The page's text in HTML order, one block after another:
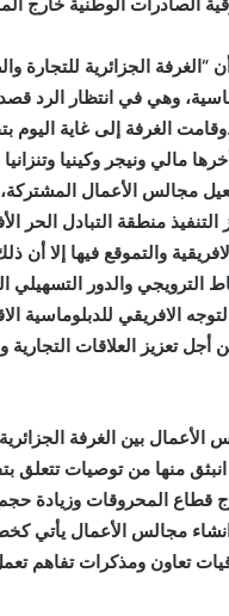
الجزائرية للتجارة
وهي في انتظار الرد
مالي ونيجر وكينيا
مجالس الأعمال
منطقة التبادل الحر
والتموقع فيها إلا
والدور التسهيلي
الافريقي للدبلوماسية
أجل تعزيز العلاقات
بين الغرفة الجزائرية
انبثق منها من توصيات تتعلق
قطاع المحروقات وزيادة
مجالس الأعمال يأتي
تعاون ومذكرات تفاهم